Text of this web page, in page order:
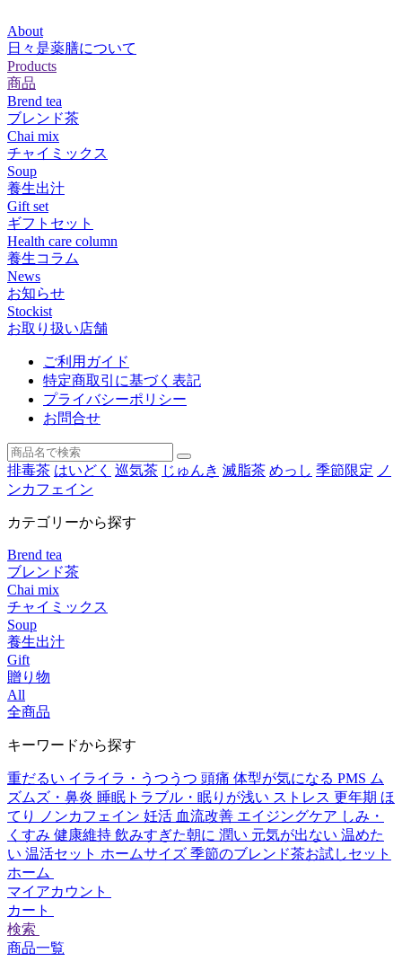
About
日々是薬膳について
Products
商品
Brend tea
ブレンド茶
Chai mix
チャイミックス
Soup
養生出汁
Gift set
ギフトセット
Health care column
養生コラム
News
お知らせ
Stockist
お取り扱い店舗
ご利用ガイド
特定商取引に基づく表記
プライバシーポリシー
お問合せ
排毒茶 はいどく 巡気茶 じゅんき 滅脂茶 めっし 季節限定 ノ
ンカフェイン
カテゴリーから探す
Brend tea
ブレンド茶
Chai mix
チャイミックス
Soup
養生出汁
Gift
贈り物
All
全商品
キーワードから探す
重だるい イライラ・うつうつ 頭痛 体型が気になる PMS ム
ズムズ・鼻炎 睡眠トラブル・眠りが浅い ストレス 更年期 ほ
てり
ノンカフェイン 妊活 血流改善 エイジングケア しみ・
くすみ 健康維持 飲みすぎた朝に 潤い 元気が出ない 温めた
い 温活セット ホームサイズ 季節のブレンド茶お試しセット
ホーム
マイアカウント
カート
検索
商品一覧